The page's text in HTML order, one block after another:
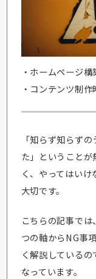
・ホームページ
・コンテンツ制
「知らず知らず
た」ということ
く、やってはい
大切です。
こちらの記事で
つの軸からNG事
く解説している
なっています。